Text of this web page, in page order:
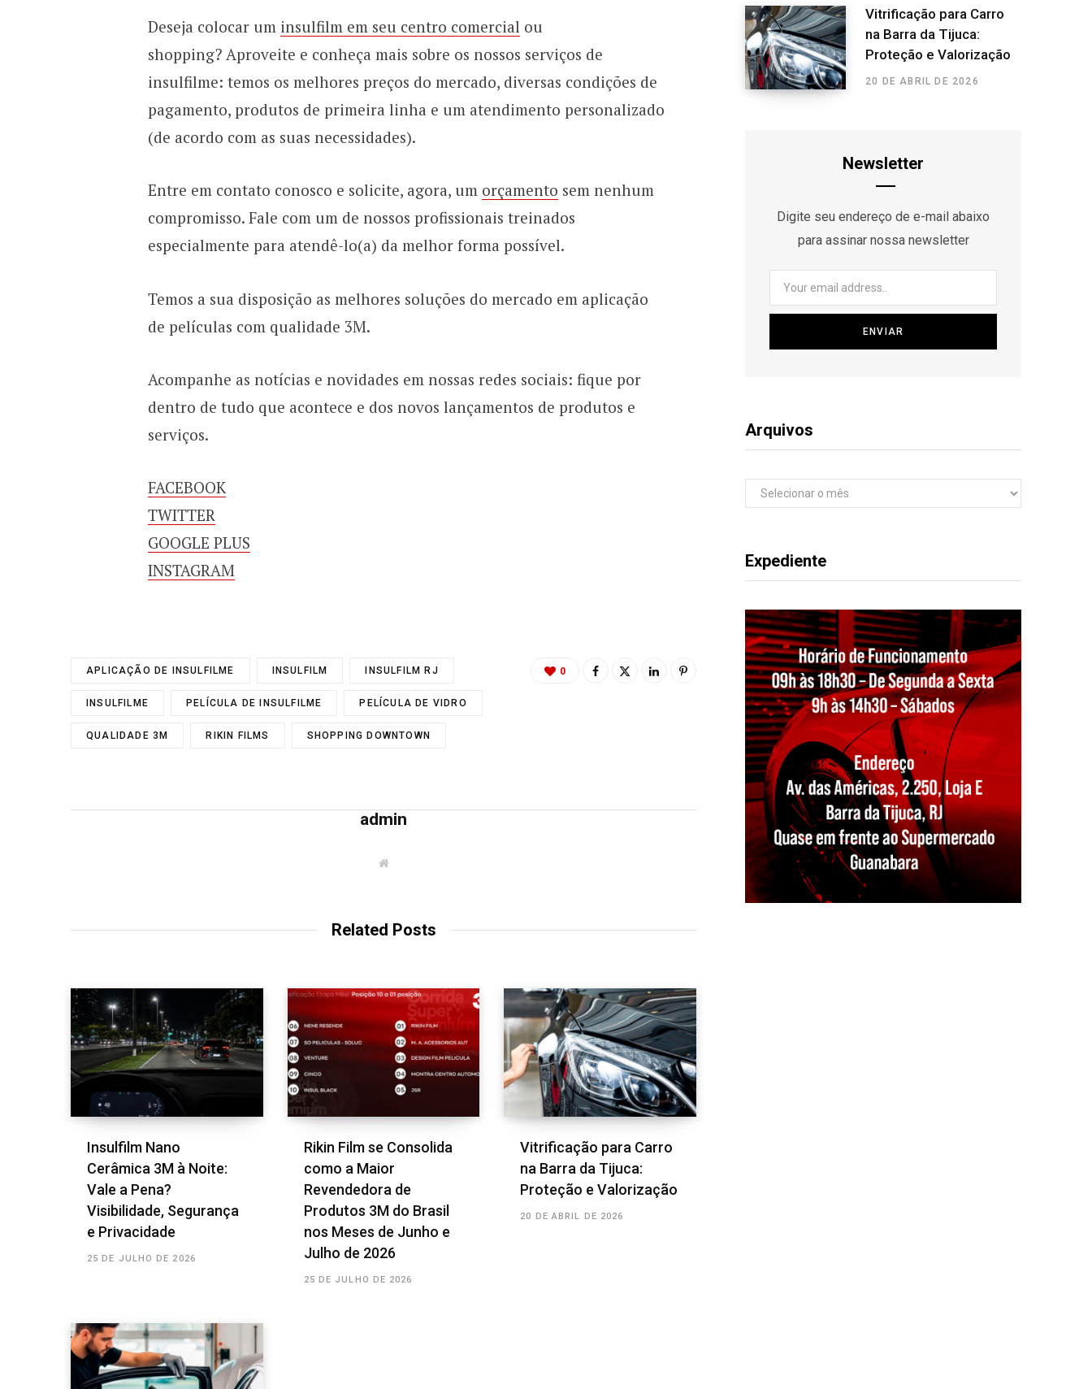
Deseja colocar um insulfilm em seu centro comercial ou
shopping? Aproveite e conheça mais sobre os nossos serviços de
insulfilme: temos os melhores preços do mercado, diversas condições de
pagamento, produtos de primeira linha e um atendimento personalizado
(de acordo com as suas necessidades).
Entre em contato conosco e solicite, agora, um orçamento sem nenhum
compromisso. Fale com um de nossos profissionais treinados
especialmente para atendê-lo(a) da melhor forma possível.
Temos a sua disposição as melhores soluções do mercado em aplicação
de películas com qualidade 3M.
Acompanhe as notícias e novidades em nossas redes sociais: fique por
dentro de tudo que acontece e dos novos lançamentos de produtos e
serviços.
FACEBOOK
TWITTER
GOOGLE PLUS
INSTAGRAM
APLICAÇÃO DE INSULFILME INSULFILM INSULFILM RJ
INSULFILME PELÍCULA DE INSULFILME PELÍCULA DE VIDRO
QUALIDADE 3M RIKIN FILMS SHOPPING DOWNTOWN
0
admin
W
Related Posts
Insulfilm Nano
Cerâmica 3M à Noite:
Vale a Pena?
Visibilidade, Segurança
e Privacidade
25 DE JULHO DE 2026
Rikin Film se Consolida
como a Maior
Revendedora de
Produtos 3M do Brasil
nos Meses de Junho e
Julho de 2026
25 DE JULHO DE 2026
Vitrificação para Carro
na Barra da Tijuca:
Proteção e Valorização
20 DE ABRIL DE 2026
Vitrificação para Carro
na Barra da Tijuca:
Proteção e Valorização
20 DE ABRIL DE 2026
Newsletter
Digite seu endereço de e-mail abaixo
para assinar nossa newsletter
Arquivos
Arquivos
Expediente